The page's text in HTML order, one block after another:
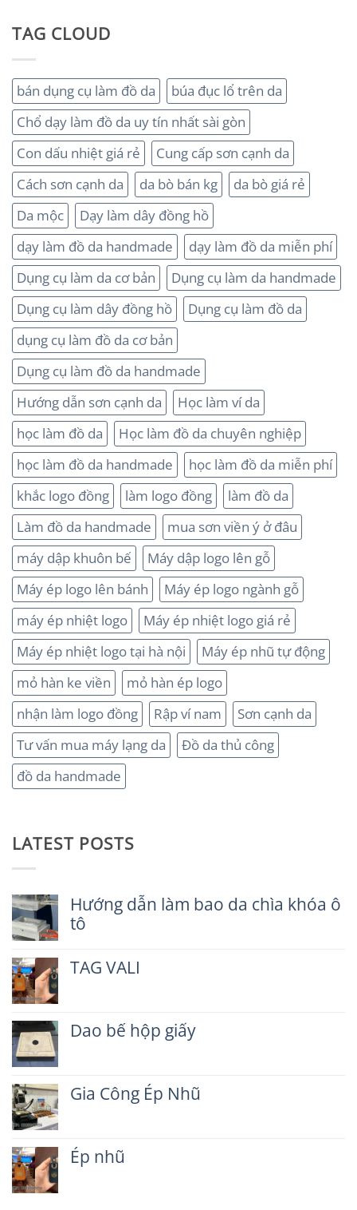
TAG CLOUD
bán dụng cụ làm đồ da
búa đục lổ trên da
Chổ dạy làm đồ da uy tín nhất sài gòn
Con dấu nhiệt giá rẻ
Cung cấp sơn cạnh da
Cách sơn cạnh da
da bò bán kg
da bò giá rẻ
Da mộc
Dạy làm dây đồng hồ
dạy làm đồ da handmade
dạy làm đồ da miễn phí
Dụng cụ làm da cơ bản
Dụng cụ làm da handmade
Dụng cụ làm dây đồng hồ
Dụng cụ làm đồ da
dụng cụ làm đồ da cơ bản
Dụng cụ làm đồ da handmade
Hướng dẫn sơn cạnh da
Học làm ví da
học làm đồ da
Học làm đồ da chuyên nghiệp
học làm đồ da handmade
học làm đồ da miễn phí
khắc logo đồng
làm logo đồng
làm đồ da
Làm đồ da handmade
mua sơn viền ý ở đâu
máy dập khuôn bế
Máy dập logo lên gỗ
Máy ép logo lên bánh
Máy ép logo ngành gỗ
máy ép nhiệt logo
Máy ép nhiệt logo giá rẻ
Máy ép nhiệt logo tại hà nội
Máy ép nhũ tự động
mỏ hàn ke viền
mỏ hàn ép logo
nhận làm logo đồng
Rập ví nam
Sơn cạnh da
Tư vấn mua máy lạng da
Đồ da thủ công
đồ da handmade
LATEST POSTS
Hướng dẫn làm bao da chìa khóa ô
tô
bình
dẫn
làm
khóa
TAG VALI
luận
ở
Dao bế hộp giấy
luận
ở
hộp
giấy
Gia Công Ép Nhũ
luận
ở
Ép nhũ